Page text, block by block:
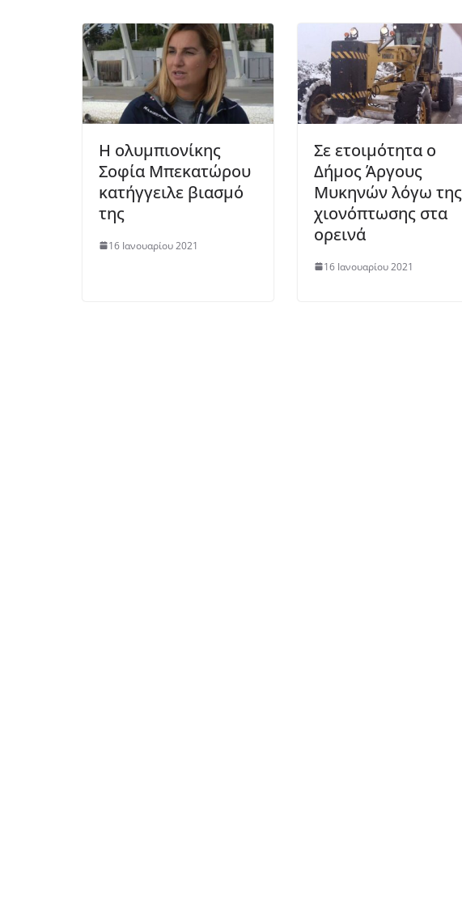
Η ολυμπιονίκης
Σοφία Μπεκατώρου
κατήγγειλε βιασμό
της
16 Ιανουαρίου 2021
Σε ετοιμότητα ο
Δήμος Άργους
Μυκηνών λόγω της
χιονόπτωσης στα
ορεινά
16 Ιανουαρίου 2021